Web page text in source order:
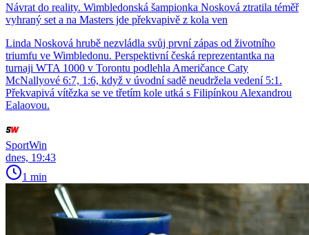
Návrat do reality. Wimbledonská šampionka Nosková ztratila téměř
vyhraný set a na Masters jde překvapivě z kola ven
Linda Nosková hrubě nezvládla svůj první zápas od životního
triumfu ve Wimbledonu. Perspektivní česká reprezentantka na
turnaji WTA 1000 v Torontu podlehla Američance Caty
McNallyové 6:7, 1:6, když v úvodní sadě neudržela vedení 5:1.
Překvapivá vítězka se ve třetím kole utká s Filipínkou Alexandrou
Ealaovou.
SportWin
dnes, 19:43
1 min